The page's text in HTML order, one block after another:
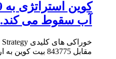
آب سقوط می کند.
مقابل 843775 بیت کوین به ارزش 55 میلیارد دلار تا…